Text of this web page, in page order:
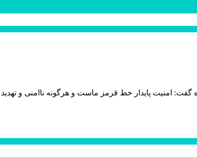
گفت: امنیت پایدار خط قرمز ماست و هرگونه ناامنی و